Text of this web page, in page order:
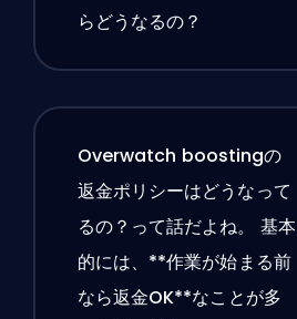
らどうなるの？
Overwatch boostingの
返金ポリシーはどうなって
るの？って話だよね。 基本
的には、**作業が始まる前
なら返金OK**なことが多